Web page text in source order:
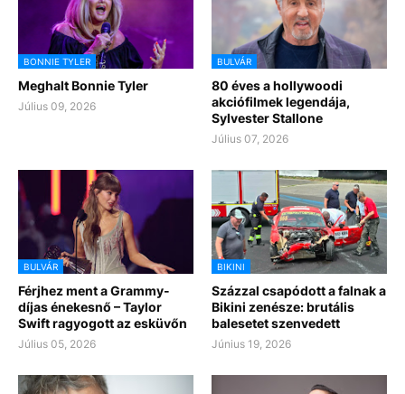
BONNIE TYLER
Meghalt Bonnie Tyler
Július 09, 2026
BULVÁR
80 éves a hollywoodi
akciófilmek legendája,
Sylvester Stallone
Július 07, 2026
BULVÁR
Férjhez ment a Grammy-
díjas énekesnő – Taylor
Swift ragyogott az esküvőn
Július 05, 2026
BIKINI
Százzal csapódott a falnak a
Bikini zenésze: brutális
balesetet szenvedett
Június 19, 2026